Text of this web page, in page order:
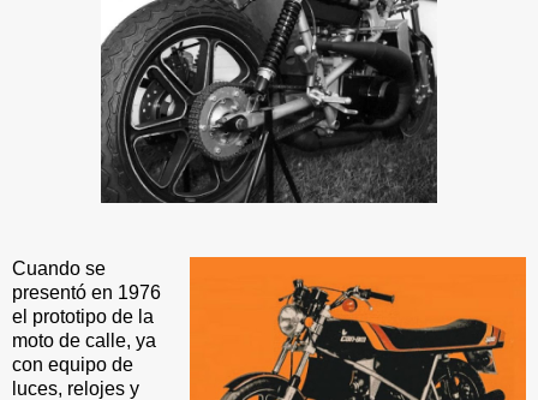
Cuando se
presentó en 1976
el prototipo de la
moto de calle, ya
con equipo de
luces, relojes y